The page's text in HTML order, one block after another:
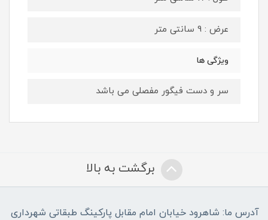
عرض : 9 سانتی متر
ویژگی ها
سر و دست فیگور مفصلی می باشد
برگشت به بالا
آدرس ما: شاهرود خیابان امام مقابل پارکینگ طبقاتی شهرداری